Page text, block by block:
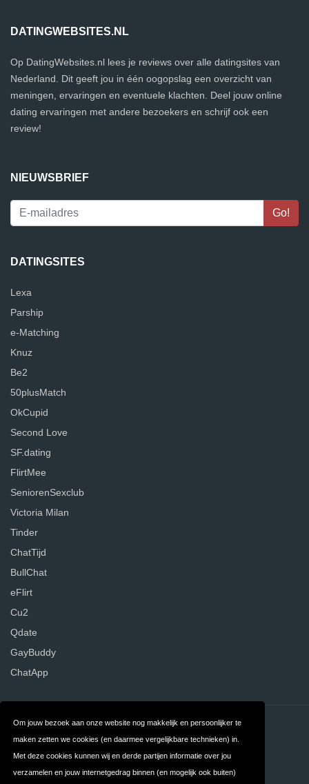
Om jouw bezoek aan onze website nog makkelijk en persoonlijker te
maken zetten we cookies (en daarmee vergelijkbare technieken) in.
Met deze cookies kunnen wij en derde partijen informatie over jou
verzamelen en jouw internetgedrag binnen (en mogelijk ook buiten)
DATINGWEBSITES.NL
Op DatingWebsites.nl lees je reviews over alle datingsites van
Nederland. Dit geeft jou in één oogopslag een overzicht van
meningen, ervaringen en eventuele klachten. Deel jouw online
dating ervaringen met andere bezoekers en schrijf ook een
review!
NIEUWSBRIEF
DATINGSITES
Lexa
Parship
e-Matching
Knuz
Be2
50plusMatch
OkCupid
Second Love
SF.dating
FlirtMee
SeniorenSexclub
Victoria Milan
Tinder
ChatTijd
BullChat
eFlirt
Cu2
Qdate
GayBuddy
ChatApp
Contact Over ons
Voorwaarden